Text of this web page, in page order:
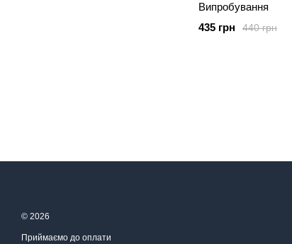
Випробування
440 грн
435 грн
© 2026
Приймаємо до оплати